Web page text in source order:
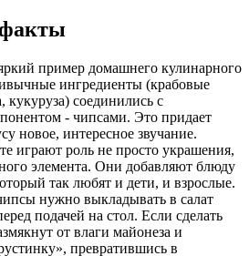
пример домашнего кулинарного
ингредиенты (крабовые
кукуруза) соединились с
- чипсами. Это придает
новое, интересное звучание.
играют роль не просто украшения,
элемента. Они добавляют блюду
так любят и дети, и взрослые.
нужно выкладывать в салат
подачей на стол. Если сделать
от влаги майонеза и
превратившись в